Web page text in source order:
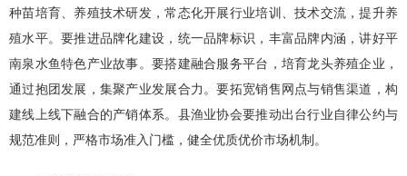
种苗培育、养殖技术研发，常态化开展行业培训、技术交流，提升养
殖水平。要推进品牌化建设，统一品牌标识，丰富品牌内涵，讲好平
南泉水鱼特色产业故事。要搭建融合服务平台，培育龙头养殖企业，
通过抱团发展，集聚产业发展合力。要拓宽销售网点与销售渠道，构
建线上线下融合的产销体系。县渔业协会要推动出台行业自律公约与
规范准则，严格市场准入门槛，健全优质优价市场机制。